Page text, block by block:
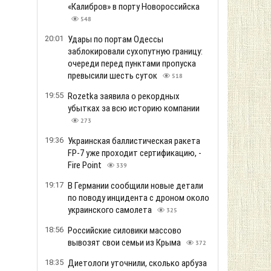
«Калибров» в порту Новороссийска
548
20:01
Удары по портам Одессы
заблокировали сухопутную границу:
очереди перед пунктами пропуска
превысили шесть суток
518
19:55 Rozetka заявила о рекордных
убытках за всю историю компании
273
19:36 Украинская баллистическая ракета
FP-7 уже проходит сертификацию, -
Fire Point
339
19:17 В Германии сообщили новые детали
по поводу инцидента с дроном около
украинского самолета
325
18:56 Российские силовики массово
вывозят свои семьи из Крыма
372
18:35 Диетологи уточнили, сколько арбуза